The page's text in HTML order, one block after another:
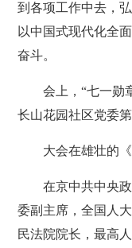
到各项工作中去，
以中国式现代化全
奋斗。
会上，“七一勋
长山花园社区党委
大会在雄壮的
在京中共中央
委副主席，全国人
民法院院长，最高